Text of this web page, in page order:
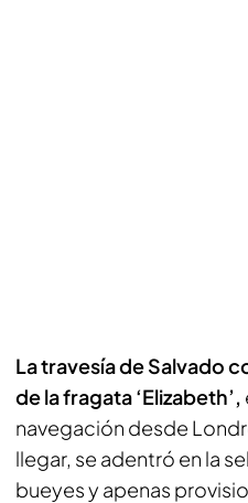
La travesía de Salvado
de la fragata ‘Elizabeth’,
navegación desde
llegar, se adentró en la
bueyes y apenas